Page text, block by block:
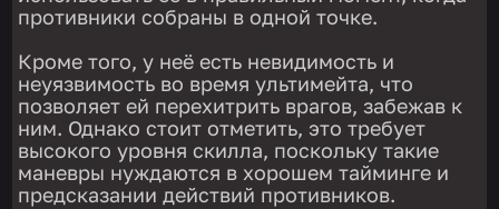
противники собраны в одной точке.
Кроме того, у неё есть невидимость и
неуязвимость во время ультимейта, что
позволяет ей перехитрить врагов, забежав к
ним. Однако стоит отметить, это требует
высокого уровня скилла, поскольку такие
маневры нуждаются в хорошем тайминге и
предсказании действий противников.